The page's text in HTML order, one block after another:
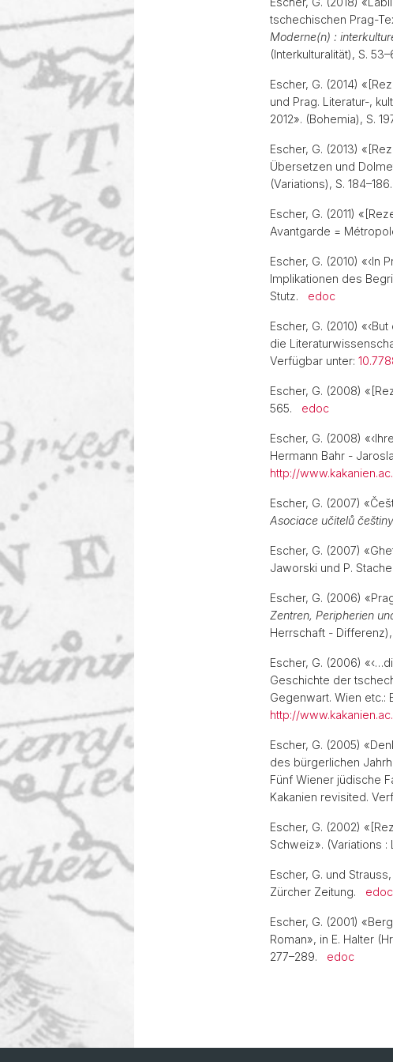
tschechischen Prag-
Moderne(n) :
(Interkulturalität), S.
Escher, G. (2014)
und Prag. Literatur-,
2012». (Bohemia), S.
Escher, G. (2013)
Übersetzen und
(Variations), S.
Escher, G. (2011)
Avantgarde =
Escher, G. (2010) «‹In
Implikationen des
Stutz. edoc
Escher, G. (2010)
die
Verfügbar unter:
Escher, G. (2008)
565. edoc
Escher, G. (2008)
Hermann Bahr -
http://
Escher, G. (2007)
Asociace učitelů
Escher, G. (2007)
Jaworski und P.
Escher, G. (2006)
Zentren, Peripherien
Herrschaft - Differenz),
Escher, G. (2006)
Geschichte der
Gegenwart. Wien etc.:
http://
Escher, G. (2005)
des bürgerlichen
Fünf Wiener jüdische
Kakanien revisited.
Escher, G. (2002)
Schweiz». (Variations :
Escher, G. und
Zürcher Zeitung. edoc
Escher, G. (2001)
Roman», in E. Halter
277–289. edoc